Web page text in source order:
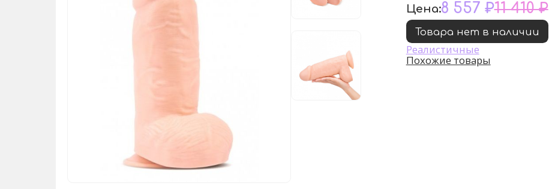
Цена:8 557 ₽11 410 ₽
Товара нет в наличии
Реалистичные
Похожие товары